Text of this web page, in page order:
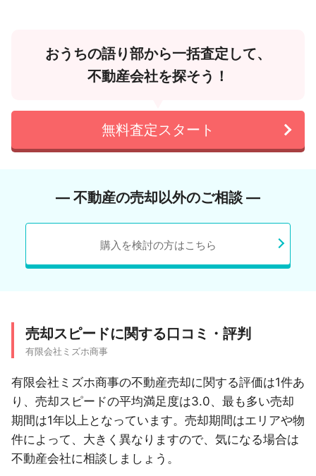
おうちの語り部から一括査定して、
不動産会社を探そう！
無料査定スタート
― 不動産の売却以外のご相談 ―
購入を検討の方はこちら
売却スピードに関する口コミ・評判
有限会社ミズホ商事
有限会社ミズホ商事の不動産売却に関する評価は1件あ
り、売却スピードの平均満足度は3.0、最も多い売却
期間は1年以上となっています。売却期間はエリアや物
件によって、大きく異なりますので、気になる場合は
不動産会社に相談しましょう。